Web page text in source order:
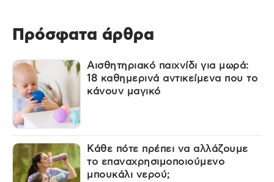
Πρόσφατα άρθρα
Αισθητηριακό παιχνίδι για μωρά:
18 καθημερινά αντικείμενα που το
κάνουν μαγικό
Κάθε πότε πρέπει να αλλάζουμε
το επαναχρησιμοποιούμενο
μπουκάλι νερού;